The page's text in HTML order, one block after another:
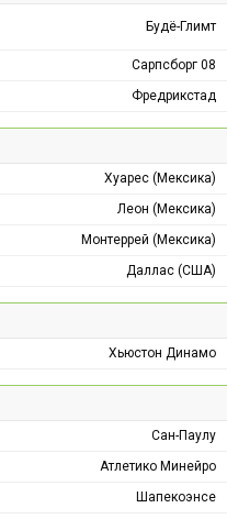
Будё-Глимт
Сарпсборг 08
Фредрикстад
Хуарес (Мексика)
Леон (Мексика)
Монтеррей (Мексика)
Даллас (США)
Хьюстон Динамо
Сан-Паулу
Атлетико Минейро
Шапекоэнсе